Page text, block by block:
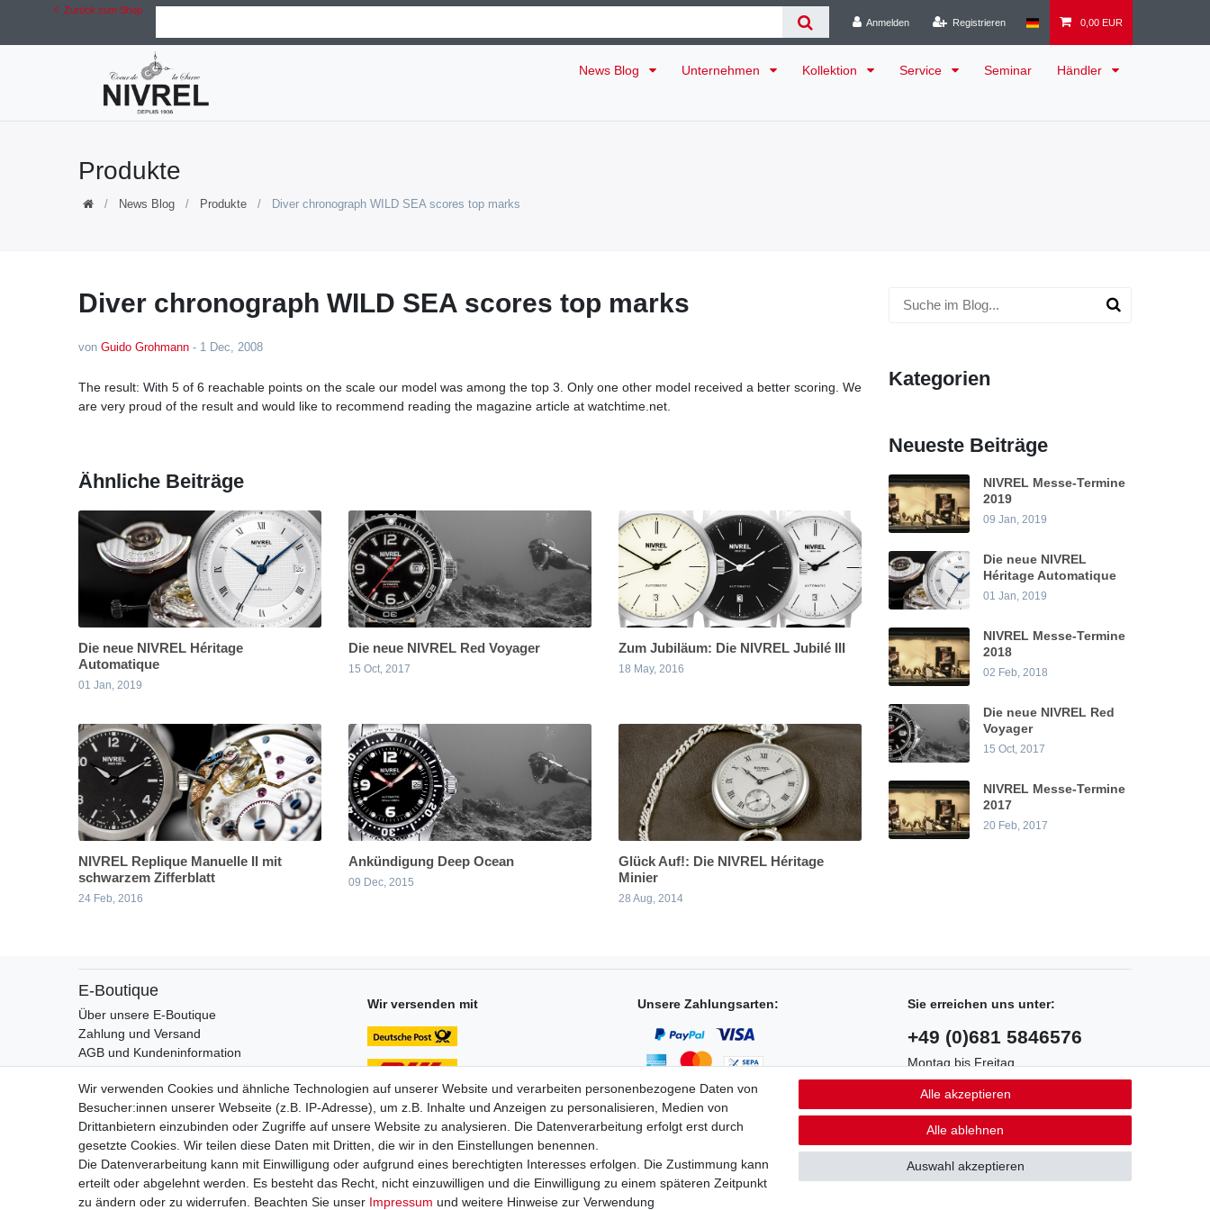
Zurück zum Shop
Anmelden
Registrieren 0,00 EUR
News Blog Unternehmen Kollektion Service Seminar Händler
Produkte
News Blog Produkte Diver chronograph WILD SEA scores top marks
Diver chronograph WILD SEA scores top marks
von Guido Grohmann - 1 Dec, 2008
The result: With 5 of 6 reachable points on the scale our model was among the top 3. Only one other model received a better scoring. We
are very proud of the result and would like to recommend reading the magazine article at watchtime.net.
Ähnliche Beiträge
Die neue NIVREL Héritage
Automatique
01 Jan, 2019
Die neue NIVREL Red Voyager
15 Oct, 2017
Zum Jubiläum: Die NIVREL Jubilé III
18 May, 2016
NIVREL Replique Manuelle II mit
schwarzem Zifferblatt
24 Feb, 2016
Ankündigung Deep Ocean
09 Dec, 2015
Glück Auf!: Die NIVREL Héritage
Minier
28 Aug, 2014
Kategorien
Neueste Beiträge
NIVREL Messe-Termine
2019
09 Jan, 2019
Die neue NIVREL
Héritage Automatique
01 Jan, 2019
NIVREL Messe-Termine
2018
02 Feb, 2018
Die neue NIVREL Red
Voyager
15 Oct, 2017
NIVREL Messe-Termine
2017
20 Feb, 2017
E-Boutique
Über unsere E-Boutique
Zahlung und Versand
AGB und Kundeninformation
Hinweis zur Batterieverordnung
FAQ / Hilfe
Wir versenden mit Unsere Zahlungsarten: Sie erreichen uns unter:
+49 (0)681 5846576
Montag bis Freitag
9.00 - 16.00 Uhr
Impressum Daten­schutz­erklärung AGB Widerrufs­recht Vertrag widerrufen
Wir verwenden Cookies und ähnliche Technologien auf unserer Website und verarbeiten personenbezogene Daten von
Besucher:innen unserer Webseite (z.B. IP-Adresse), um z.B. Inhalte und Anzeigen zu personalisieren, Medien von
Drittanbietern einzubinden oder Zugriffe auf unsere Website zu analysieren. Die Datenverarbeitung erfolgt erst durch
gesetzte Cookies. Wir teilen diese Daten mit Dritten, die wir in den Einstellungen benennen.
Die Datenverarbeitung kann mit Einwilligung oder aufgrund eines berechtigten Interesses erfolgen. Die Zustimmung kann
erteilt oder abgelehnt werden. Es besteht das Recht, nicht einzuwilligen und die Einwilligung zu einem späteren Zeitpunkt
zu ändern oder zu widerrufen. Beachten Sie unser Impressum und weitere Hinweise zur Verwendung
Alle akzeptieren
Alle ablehnen
Auswahl akzeptieren